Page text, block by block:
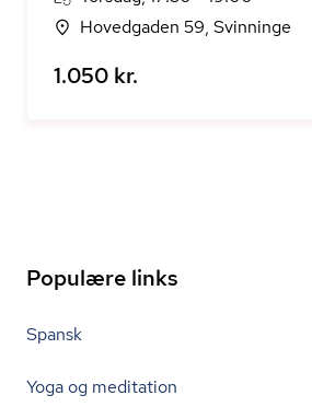
Hovedgaden 59, Svinninge
1.050 kr.
Populære links
Spansk
Yoga og meditation